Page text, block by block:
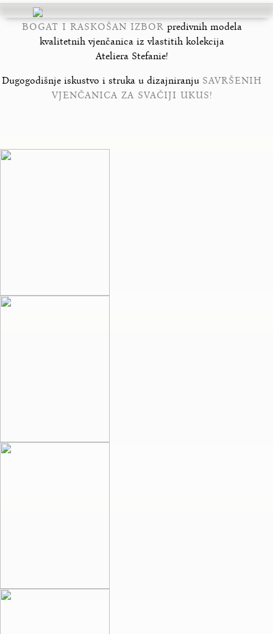
BOGAT I RASKOŠAN IZBOR predivnih modela
kvalitetnih vjenčanica iz vlastitih kolekcija
Ateliera Stefanie!
Dugogodišnje iskustvo i struka u dizajniranju SAVRŠENIH
VJENČANICA ZA SVAČIJI UKUS!